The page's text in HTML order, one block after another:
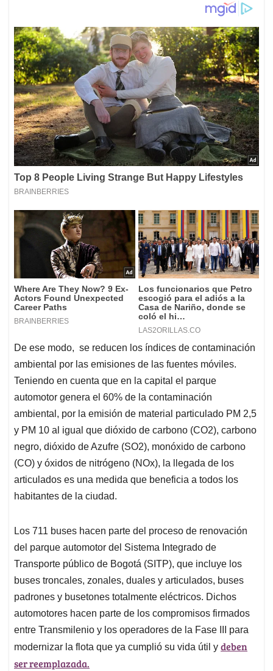
De ese modo, se reducen los índices de contaminación
ambiental por las emisiones de las fuentes móviles.
Teniendo en cuenta que en la capital el parque
automotor genera el 60% de la contaminación
ambiental, por la emisión de material particulado PM 2,5
y PM 10 al igual que dióxido de carbono (CO2), carbono
negro, dióxido de Azufre (SO2), monóxido de carbono
(CO) y óxidos de nitrógeno (NOx), la llegada de los
articulados es una medida que beneficia a todos los
habitantes de la ciudad.
Los 711 buses hacen parte del proceso de renovación
del parque automotor del Sistema Integrado de
Transporte público de Bogotá (SITP), que incluye los
buses troncales, zonales, duales y articulados, buses
padrones y busetones totalmente eléctricos. Dichos
automotores hacen parte de los compromisos firmados
entre Transmilenio y los operadores de la Fase III para
modernizar la flota que ya cumplió su vida útil y deben
ser reemplazada.